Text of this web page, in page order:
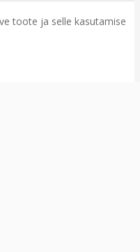
toote ja selle kasutamise